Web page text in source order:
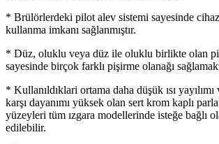
* Brülörlerdeki pilot alev sistemi sayesinde
kullanma imkanı sağlanmıştır.
* Düz, oluklu veya düz ile oluklu birlikte olan
sayesinde birçok farklı pişirme olanağı
* Kullanıldıklari ortama daha düşük ısı
karşı dayanımı yüksek olan sert krom kaplı
yüzeyleri tüm ızgara modellerinde isteğe bağlı
edilebilir.